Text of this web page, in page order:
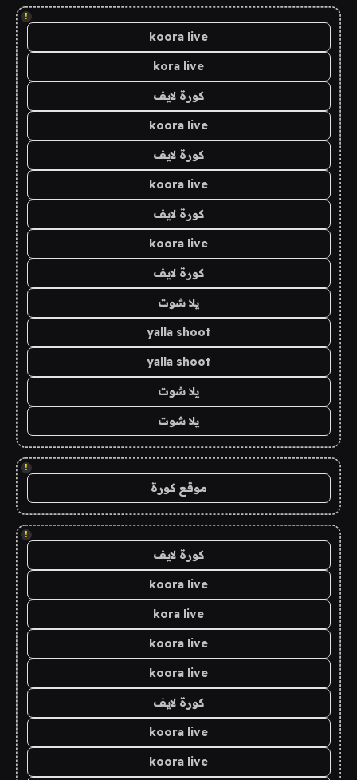
!
koora live
kora live
كورة لايف
koora live
كورة لايف
koora live
كورة لايف
koora live
كورة لايف
يلا شوت
yalla shoot
yalla shoot
يلا شوت
يلا شوت
!
موقع كورة
!
كورة لايف
koora live
kora live
koora live
koora live
كورة لايف
koora live
koora live